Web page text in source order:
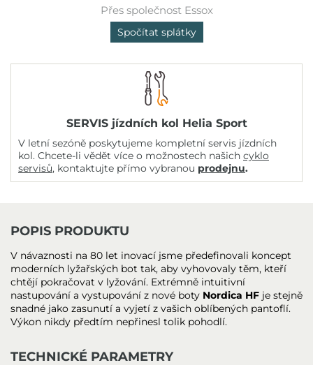
Přes společnost Essox
Spočítat splátky
SERVIS jízdních kol Helia Sport
V letní sezóně poskytujeme kompletní servis jízdních
kol. Chcete-li vědět více o možnostech našich cyklo
servisů, kontaktujte přímo vybranou prodejnu.
POPIS PRODUKTU
V návaznosti na 80 let inovací jsme předefinovali koncept
moderních lyžařských bot tak, aby vyhovovaly těm, kteří
chtějí pokračovat v lyžování. Extrémně intuitivní
nastupování a vystupování z nové boty Nordica HF je stejně
snadné jako zasunutí a vyjetí z vašich oblíbených pantoflí.
Výkon nikdy předtím nepřinesl tolik pohodlí.
TECHNICKÉ PARAMETRY